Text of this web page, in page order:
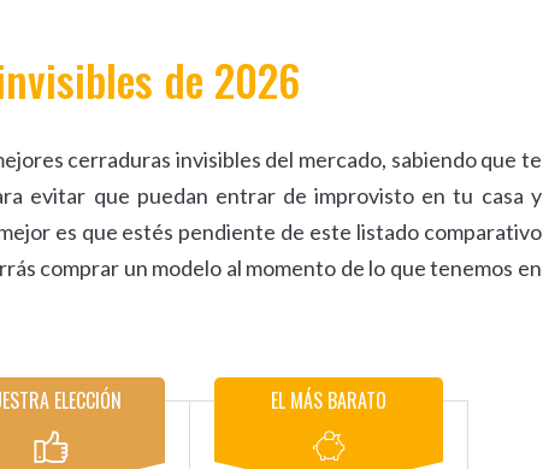
de 2026
cerraduras invisibles del mercado, sabiendo que te
evitar que puedan entrar de improvisto en tu casa y
es que estés pendiente de este listado comparativo
comprar un modelo al momento de lo que tenemos en
ELECCIÓN EL MÁS BARATO